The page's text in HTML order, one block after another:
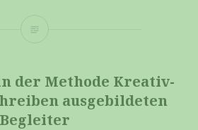
der Metho­de Krea­tiv-
aus­ge­bil­de­ten
Begleiter